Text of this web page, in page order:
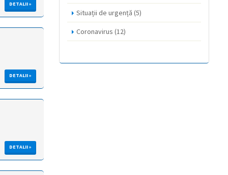
DETALII »
DETALII »
DETALII »
Situații de urgență (5)
Coronavirus (12)